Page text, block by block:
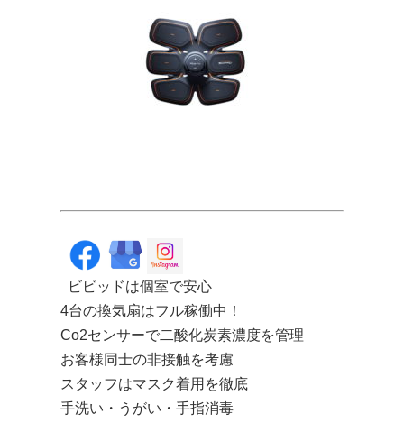
ビビッドは個室で安心
4台の換気扇はフル稼働中！
Co2センサーで二酸化炭素濃度を管理
お客様同士の非接触を考慮
スタッフはマスク着用を徹底
手洗い・うがい・手指消毒